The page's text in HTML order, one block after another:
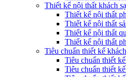
Thiết kế nội thất khách
Thiết kế nội thất
Thiết kế nội thất
Thiết kế nội thất
Thiết kế nội thất
Tiêu chuẩn thiết kế
Tiêu chuẩn thiết
Tiêu chuẩn thiết